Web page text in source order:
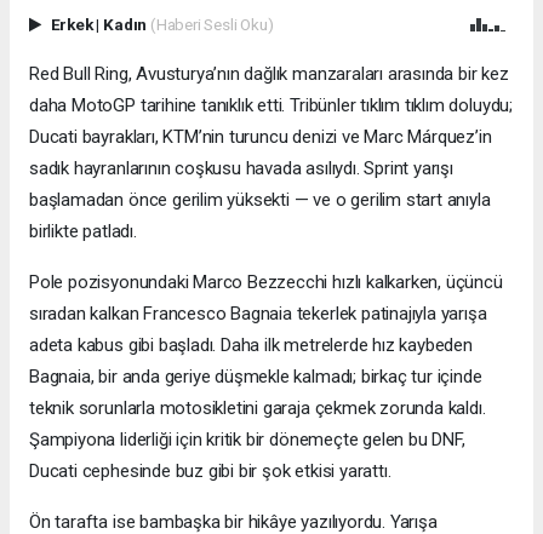
Erkek| Kadın (Haberi Sesli Oku)
Red Bull Ring, Avusturya’nın dağlık manzaraları arasında bir kez
daha MotoGP tarihine tanıklık etti. Tribünler tıklım tıklım doluydu;
Ducati bayrakları, KTM’nin turuncu denizi ve Marc Márquez’in
sadık hayranlarının coşkusu havada asılıydı. Sprint yarışı
başlamadan önce gerilim yüksekti — ve o gerilim start anıyla
birlikte patladı.
Pole pozisyonundaki Marco Bezzecchi hızlı kalkarken, üçüncü
sıradan kalkan Francesco Bagnaia tekerlek patinajıyla yarışa
adeta kabus gibi başladı. Daha ilk metrelerde hız kaybeden
Bagnaia, bir anda geriye düşmekle kalmadı; birkaç tur içinde
teknik sorunlarla motosikletini garaja çekmek zorunda kaldı.
Şampiyona liderliği için kritik bir dönemeçte gelen bu DNF,
Ducati cephesinde buz gibi bir şok etkisi yarattı.
Ön tarafta ise bambaşka bir hikâye yazılıyordu. Yarışa